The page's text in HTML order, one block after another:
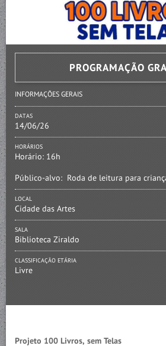
CONTATO
PROGRAMAÇÃO
INFORMAÇÕES GERAIS
DATAS
14/06/26
HORÁRIOS
Horário: 16h
Público-alvo: Roda de leitura para
LOCAL
Cidade das Artes
SALA
Biblioteca Ziraldo
CLASSIFICAÇÃO ETÁRIA
Livre
Projeto 100 Livros, sem Telas